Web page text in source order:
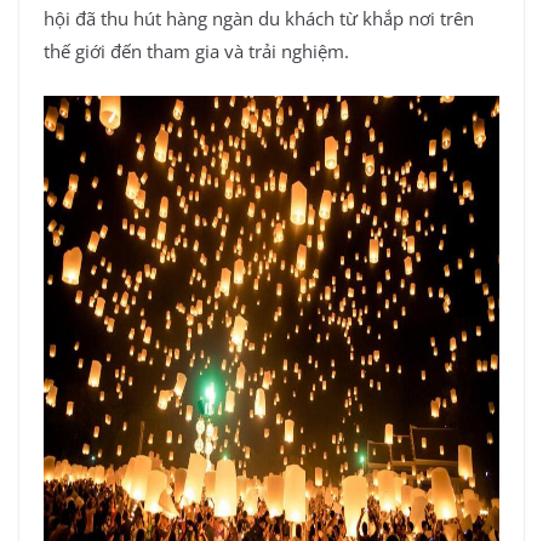
hội đã thu hút hàng ngàn du khách từ khắp nơi trên
thế giới đến tham gia và trải nghiệm.